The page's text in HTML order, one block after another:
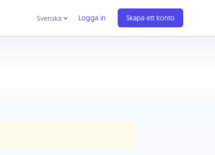
Svenska Logga in Skapa ett konto